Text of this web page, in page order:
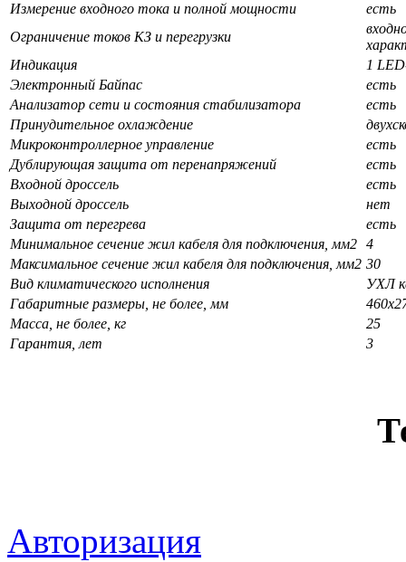
Измерение входного тока и полной мощности
есть
Ограничение токов КЗ и перегрузки
Индикация
1
Электронный Байпас
есть
Анализатор сети и состояния стабилизатора
есть
Принудительное охлаждение
Микроконтроллерное управление
есть
Дублирующая защита от перенапряжений
есть
Входной дроссель
есть
Выходной дроссель
нет
Защита от перегрева
есть
Минимальное сечение жил кабеля для подключения, мм2 4
Максимальное сечение жил кабеля для подключения, мм2 30
Вид климатического исполнения
УХЛ
Габаритные размеры, не более, мм
Масса, не более, кг
25
Гарантия, лет
3
Авторизация